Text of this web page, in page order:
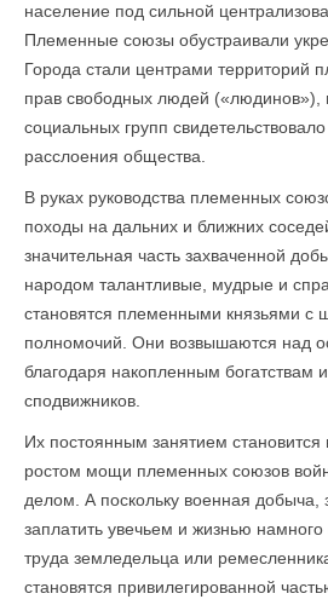
население под сильной
Племенные союзы обустраивали
Города стали центрами территорий
прав свободных людей («людинов»),
социальных групп
расслоения общества.
В руках руководства племенных
походы на дальних и ближних
значительная часть захваченной
народом талантливые, мудрые и
становятся племенными князьями с
полномочий. Они возвышаются над
благодаря накопленным богатствам
сподвижников.
Их постоянным занятием
ростом мощи племенных союзов
делом. А поскольку военная добыча,
заплатить увечьем и жизнью
труда земледельца или
становятся привилегированной